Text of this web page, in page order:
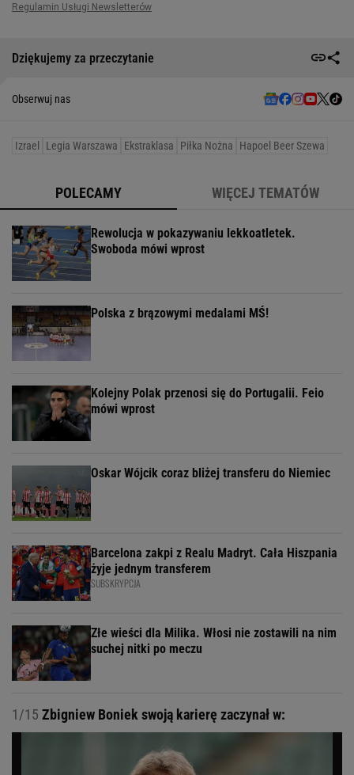
Dziękujemy za przeczytanie
Obserwuj nas
Izrael Legia Warszawa Ekstraklasa Piłka Nożna Hapoel Beer Szewa
POLECAMY WIĘCEJ TEMATÓW
Rewolucja w pokazywaniu lekkoatletek.
Swoboda mówi wprost
Polska z brązowymi medalami MŚ!
Kolejny Polak przenosi się do Portugalii. Feio
mówi wprost
Oskar Wójcik coraz bliżej transferu do Niemiec
Barcelona zakpi z Realu Madryt. Cała Hiszpania
żyje jednym transferem
SUBSKRYPCJA
Złe wieści dla Milika. Włosi nie zostawili na nim
suchej nitki po meczu
1/15 Zbigniew Boniek swoją karierę zaczynał w: